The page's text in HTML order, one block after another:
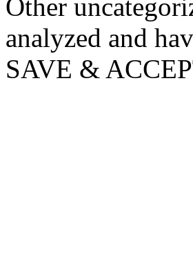
Other
analyzed and
SAVE &